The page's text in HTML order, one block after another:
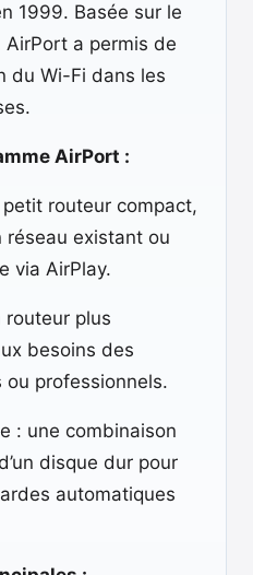
1999. Basée sur le
AirPort a permis de
du Wi-Fi dans les
AirPort :
routeur compact,
existant ou
via AirPlay.
routeur plus
besoins des
professionnels.
: une combinaison
disque dur pour
automatiques